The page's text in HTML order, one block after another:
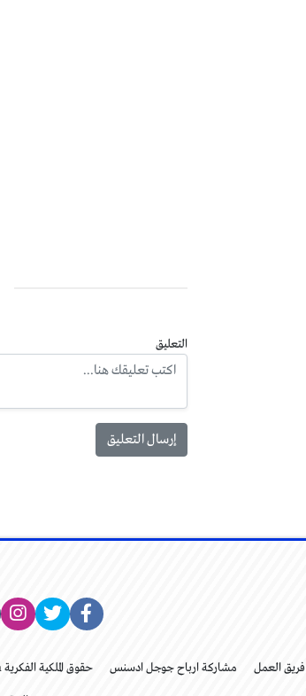
التعليق
فريق العمل مشاركة ارباح جوجل ادسنس حقوق الملكية الفكرية dmca